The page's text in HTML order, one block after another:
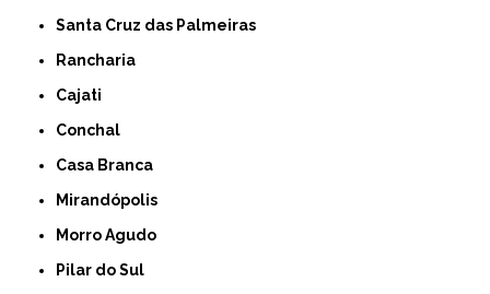
Santa Cruz das Palmeiras
Rancharia
Cajati
Conchal
Casa Branca
Mirandópolis
Morro Agudo
Pilar do Sul